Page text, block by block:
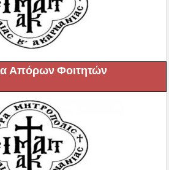
Απόρων Φοιτητών